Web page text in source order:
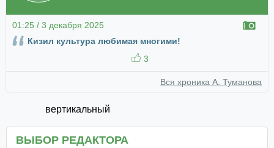
01:25 / 3 декабря 2025
Кизил культура любимая многими!
3
Вся хроника А. Туманова
вертикальный
ВЫБОР РЕДАКТОРА